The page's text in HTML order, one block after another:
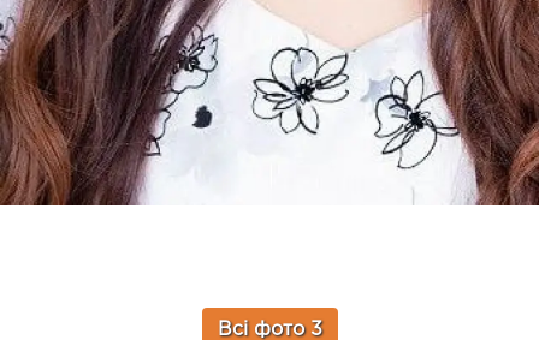
Всі фото 3